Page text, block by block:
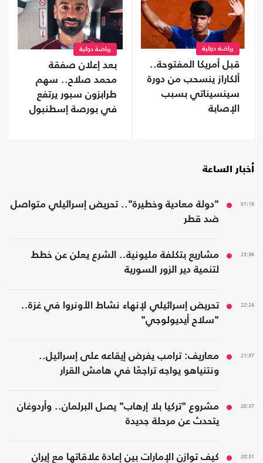
رياضة دولية
قبل أمريكا المفتوحة..
ألكاراز ينسحب من دورة
سينسيناتي بسبب
الإصابة
رياضة دولية
بعد إعلان صفقة
محمد صلاح.. سهم
طرابزون سبور يرتفع
في بورصة إسطنبول
أخبار الساعة
01:16
"دولة معادية وخطيرة".. تحريض إسرائيلي متواصل
ضد قطر
23:36
مشاريع بتكلفة مليونية.. الشرع يعلن عن خطط
لتنمية دير الزور السورية
22:24
تحريض إسرائيلي لإنهاء نشاط الأونروا في غزة..
"سلاح أيديولوجي"
21:37
معاريف: ترامب يفرض إيقاعه على إسرائيل..
ونتنياهو يواجه تراجعًا في هامش القرار
20:37
مشروع "تركيا بلا إرهاب" يصل البرلمان.. وأردوغان
يتحدث عن مرحلة جديدة
20:31
كيف توازن الإمارات بين إعادة علاقاتها مع إيران